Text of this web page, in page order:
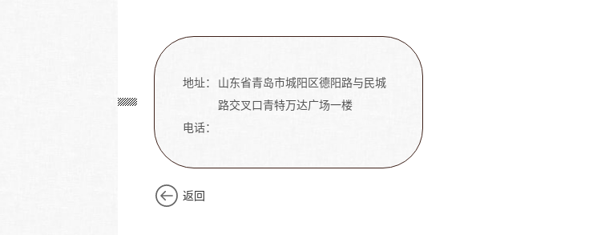
地址：
山东省青岛市城阳区德阳路与民城
路交叉口青特万达广场一楼
电话：
返回